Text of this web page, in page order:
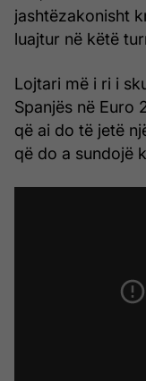
jashtëzakonisht
luajtur në këtë
Lojtari më i ri i
Spanjës në Euro
që ai do të jetë
që do a sundojë